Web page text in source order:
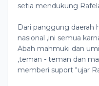
setia mendukung
Dari panggung daerah
nasional ,ini semua
Abah mahmuki dan
,teman - teman dan
memberi suport "ujar